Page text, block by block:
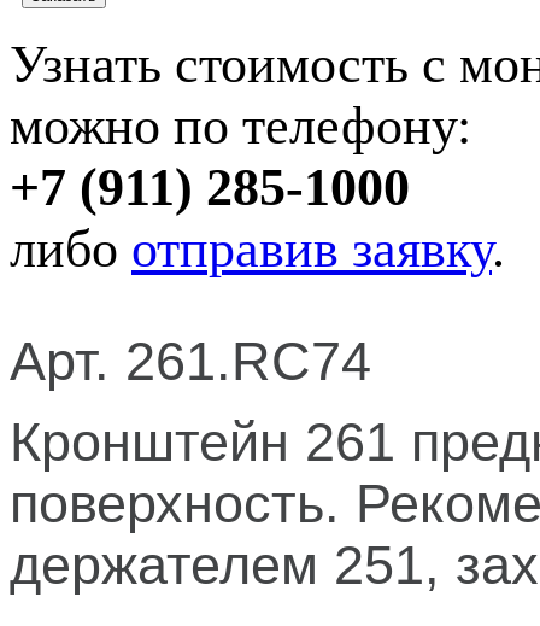
Узнать стоимость с
можно по телефону:
+7 (911) 285-1000
либо отправив заявку.
Арт. 261.RC74
Кронштейн 261
поверхность.
держателем 251,